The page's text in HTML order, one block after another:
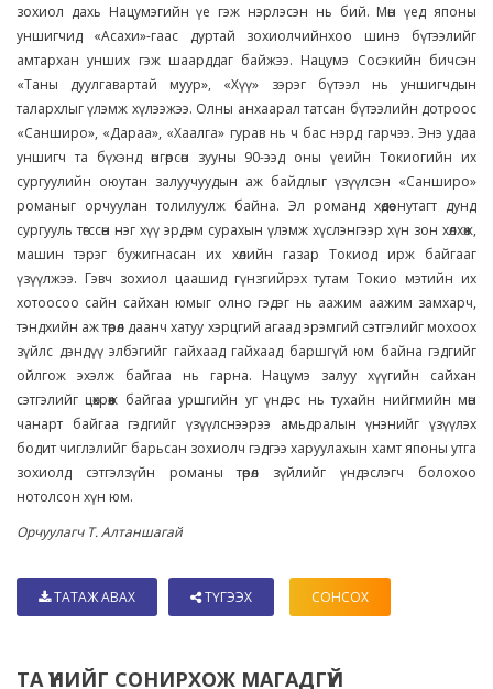
зохиол дахь Нацумэгийн үе гэж нэрлэсэн нь бий. Мөн үед японы
уншигчид «Асахи»-гаас дуртай зохиолчийнхоо шинэ бүтээлийг
амтархан унших гэж шаарддаг байжээ. Нацумэ Сосэкийн бичсэн
«Таны дуулгавартай муур», «Хүү» зэрэг бүтээл нь уншигчдын
талархлыг үлэмж хүлээжээ. Олны анхаарал татсан бүтээлийн дотроос
«Санширо», «Дараа», «Хаалга» гурав нь ч бас нэрд гарчээ. Энэ удаа
уншигч та бүхэнд өнгөрсөн зууны 90-ээд оны үеийн Токиогийн их
сургуулийн оюутан залуучуудын аж байдлыг үзүүлсэн «Санширо»
романыг орчуулан толилуулж байна. Эл романд хөдөө нутагт дунд
сургууль төгссөн нэг хүү эрдэм сурахын үлэмж хүслэнгээр хүн зон хөлхөж,
машин тэрэг бужигнасан их хөлийн газар Токиод ирж байгааг
үзүүлжээ. Гэвч зохиол цаашид гүнзгийрэх тутам Токио мэтийн их
хотоосоо сайн сайхан юмыг олно гэдэг нь аажим аажим замхарч,
тэндхийн аж төрөл даанч хатуу хэрцгий агаад эрэмгий сэтгэлийг мохоох
зүйлс дэндүү элбэгийг гайхаад гайхаад баршгүй юм байна гэдгийг
ойлгож эхэлж байгаа нь гарна. Нацумэ залуу хүүгийн сайхан
сэтгэлийг цөхрөөж байгаа уршгийн уг үндэс нь тухайн нийгмийн мөн
чанарт байгаа гэдгийг үзүүлснээрээ амьдралын үнэнийг үзүүлэх
бодит чиглэлийг барьсан зохиолч гэдгээ харуулахын хамт японы утга
зохиолд сэтгэлзүйн романы төрөл зүйлийг үндэслэгч болохоо
нотолсон хүн юм.
Орчуулагч Т. Алтаншагай
ТАТАЖ АВАХ ТҮГЭЭХ СОНСОХ
ТА ҮҮНИЙГ СОНИРХОЖ МАГАДГҮЙ